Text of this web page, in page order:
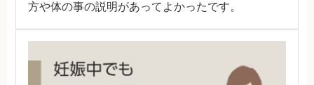
方や体の事の説明があってよかったです。